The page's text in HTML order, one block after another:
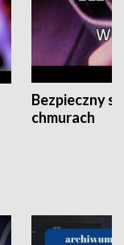
Bezpieczny
chmurach